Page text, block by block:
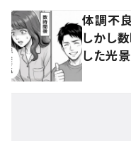
体調不
しかし
した光